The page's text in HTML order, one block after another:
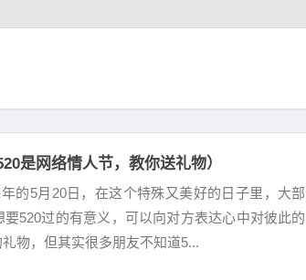
是网络情人节，教你送礼物）
的5月20日，在这个特殊又美好的日子里，大部
520过的有意义，可以向对方表达心中对彼此的
物，但其实很多朋友不知道5...